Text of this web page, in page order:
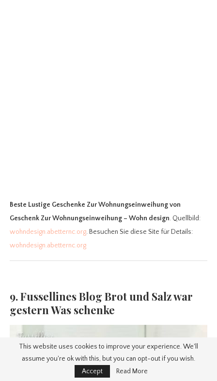
Beste Lustige Geschenke Zur Wohnungseinweihungvon
Geschenk Zur Wohnungseinweihung – Wohn design. Quellbild:
wohndesign.abetternc.org. Besuchen Sie diese Site für Details:
wohndesign.abetternc.org
9. Fussellines Blog Brot und Salz war
gestern Was schenke
This website uses cookies to improve your experience. We'll
assume you're ok with this, but you can opt-out if you wish.
Accept
Read More